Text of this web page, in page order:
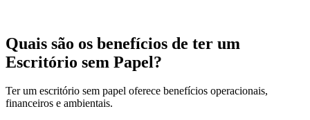
Quais são os benefícios de ter um
Escritório sem Papel?
Ter um escritório sem papel oferece benefícios operacionais,
financeiros e ambientais.